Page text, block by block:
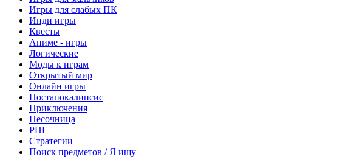
Игры для слабых ПК
Инди игры
Квесты
Аниме - игры
Логические
Моды к играм
Открытый мир
Онлайн игры
Постапокалипсис
Приключения
Песочница
РПГ
Стратегии
Поиск предметов / Я ищу